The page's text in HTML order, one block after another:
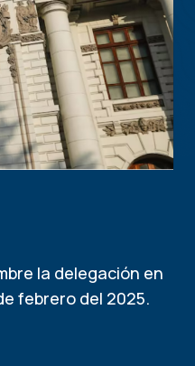
la delegación en
febrero del 2025.